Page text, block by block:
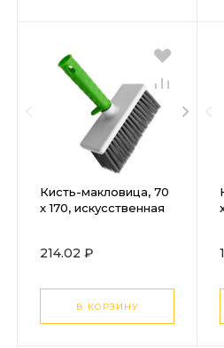
Кисть-макловица, 70
x 170, искусственная
ручкаСибртех
214.02 ₽
В КОРЗИНУ